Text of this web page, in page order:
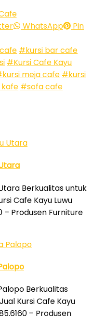
WhatsApp
Pin
#kursi bar cafe
#Kursi Cafe Kayu
meja cafe #kursi
#sofa cafe
Berkualitas untuk
Cafe Kayu Luwu
– Produsen Furniture
Berkualitas
Kursi Cafe Kayu
– Produsen